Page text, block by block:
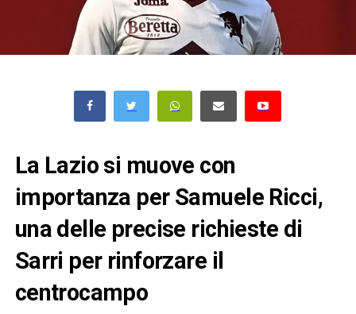
La Lazio si muove con
importanza per Samuele Ricci,
una delle precise richieste di
Sarri per rinforzare il
centrocampo